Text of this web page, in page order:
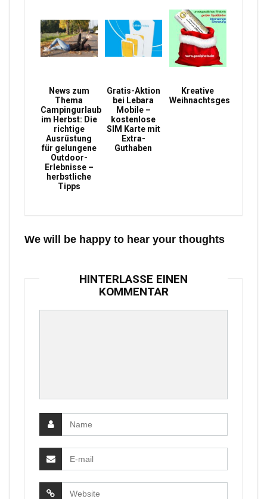
News zum
Thema
Campingurlaub
im Herbst: Die
richtige
Ausrüstung
für gelungene
Outdoor-
Erlebnisse –
herbstliche
Tipps
Gratis-Aktion
bei Lebara
Mobile –
kostenlose
SIM Karte mit
Extra-
Guthaben
Kreative
Weihnachtsgeschenke
We will be happy to hear your thoughts
HINTERLASSE EINEN
KOMMENTAR